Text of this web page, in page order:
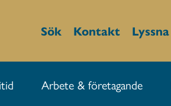
Sök Kontakt Lyssna
Arbete & företagande